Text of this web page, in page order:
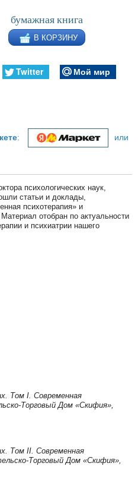
бумажная книга
В КОРЗИНУ
Twitter
Мой мир
: или
психологических наук,
статьи и доклады,
психотерапия» и
отобран по актуальности
и психиатрии нашего
Том I. Современная
Торговый Дом «Скифия»,
Том II. Современная
Торговый Дом «Скифия»,